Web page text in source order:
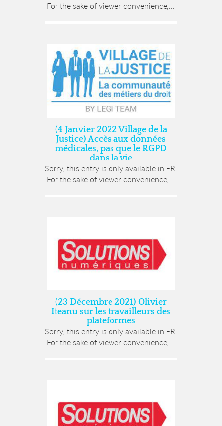
For the sake of viewer convenience,...
(4 Janvier 2022 Village de la
Justice) Accès aux données
médicales, pas que le RGPD
dans la vie
Sorry, this entry is only available in FR.
For the sake of viewer convenience,...
(23 Décembre 2021) Olivier
Iteanu sur les travailleurs des
plateformes
Sorry, this entry is only available in FR.
For the sake of viewer convenience,...